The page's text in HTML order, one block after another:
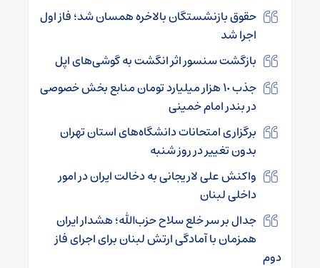
حقوق بازنشستگان بالاخره همسان شد؛ فاز اول
اجرا شد
بازگشت سنسور اثر انگشت به گوشی‌های اپل
جذب ١٠ هزار میلیارد تومان منابع بخش خصوصی
در بندر امام خمینی
برگزاری امتحانات دانشگاه‌های استان تهران
بدون تغییر در روز شنبه
واکنش علی لاریجانی به دخالت ایران در امور
داخلی لبنان
جدال بر سر خلع سلاح حز‌ب‌الله؛ هشدار ایران
همزمان با آمادگی ارتش لبنان برای اجرای فاز
دوم